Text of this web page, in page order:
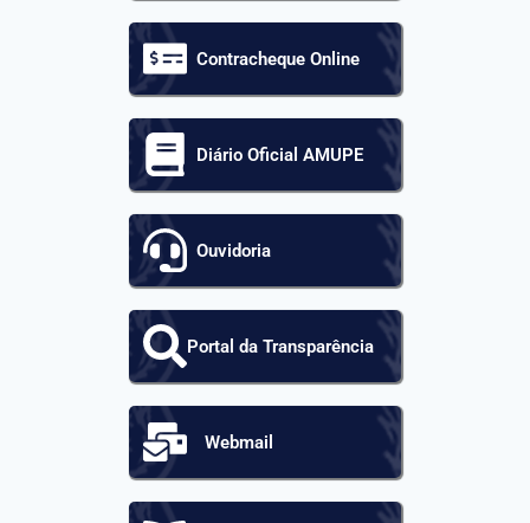
Contracheque Online
Diário Oficial AMUPE
Ouvidoria
Portal da Transparência
Webmail